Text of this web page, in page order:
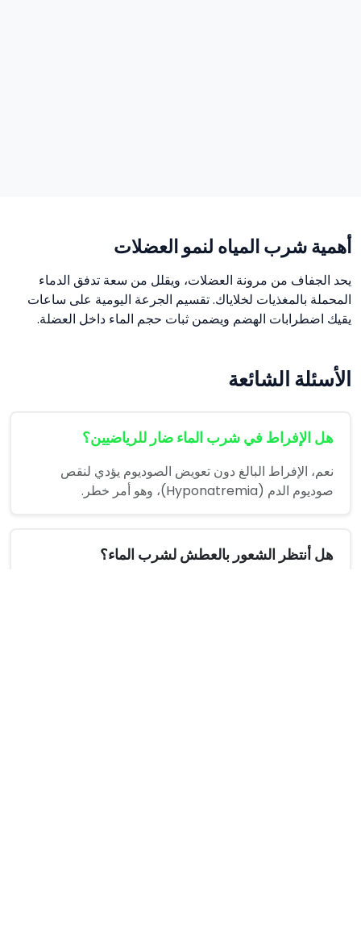
أهمية شرب المياه لنمو العضلات
يحد الجفاف من مرونة العضلات، ويقلل من سعة تدفق الدماء
المحملة بالمغذيات لخلاياك. تقسيم الجرعة اليومية على ساعات
يقيك اضطرابات الهضم ويضمن ثبات حجم الماء داخل العضلة.
الأسئلة الشائعة
هل الإفراط في شرب الماء ضار للرياضيين؟
نعم، الإفراط البالغ دون تعويض الصوديوم يؤدي لنقص
صوديوم الدم (Hyponatremia)، وهو أمر خطر.
هل أنتظر الشعور بالعطش لشرب الماء؟